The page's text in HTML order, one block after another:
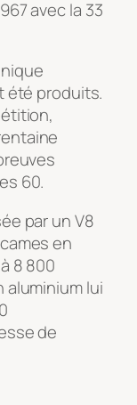
avec la 33
été produits.
60.
par un V8
en
8 800
lui
de